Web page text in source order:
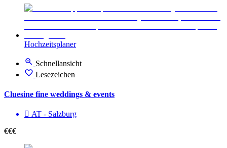
Hochzeitsplaner
Schnellansicht
Lesezeichen
Cluesine fine weddings & events
AT - Salzburg
€€€